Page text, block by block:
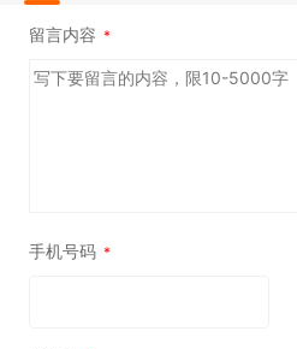
留言内容 *
手机号码 *